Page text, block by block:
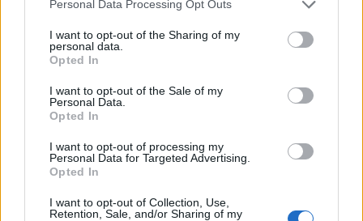
not limited to your visit or usage behaviour. You may click to
grant or deny consent to Google and its third-party tags to
use your data for below specified purposes in below Google
consent section.
Personal Data Processing Opt Outs
I want to opt-out of the Sharing of my
personal data.
Opted In
I want to opt-out of the Sale of my
Personal Data.
Opted In
I want to opt-out of processing my
Personal Data for Targeted Advertising.
Opted In
I want to opt-out of Collection, Use,
Retention, Sale, and/or Sharing of my
Indulhat a Honvéd tér megújításának tervezése, ahol a
klímatudatos gondolkodás és a helyi identitás erősítése kerül a
középpontba.
M1 bővítés: már zajlik a teljesen új